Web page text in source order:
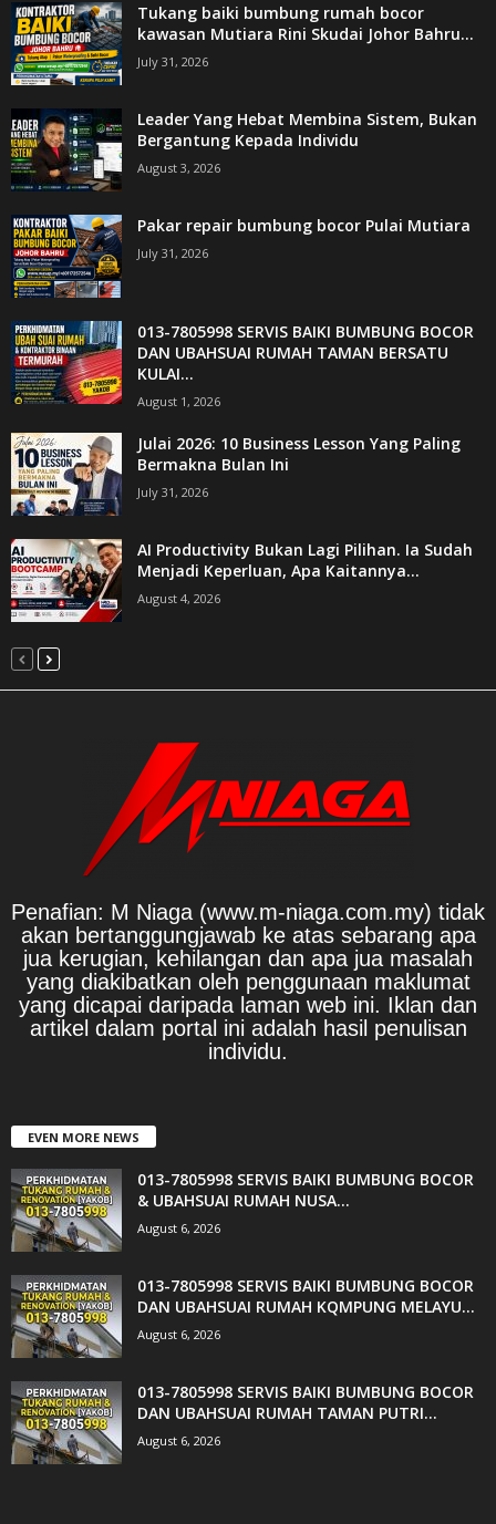
Tukang baiki bumbung rumah bocor
kawasan Mutiara Rini Skudai Johor Bahru...
July 31, 2026
Leader Yang Hebat Membina Sistem, Bukan
Bergantung Kepada Individu
August 3, 2026
Pakar repair bumbung bocor Pulai Mutiara
July 31, 2026
013-7805998 SERVIS BAIKI BUMBUNG BOCOR
DAN UBAHSUAI RUMAH TAMAN BERSATU
KULAI...
August 1, 2026
Julai 2026: 10 Business Lesson Yang Paling
Bermakna Bulan Ini
July 31, 2026
AI Productivity Bukan Lagi Pilihan. Ia Sudah
Menjadi Keperluan, Apa Kaitannya...
August 4, 2026
Penafian: M Niaga (www.m-niaga.com.my) tidak
akan bertanggungjawab ke atas sebarang apa
jua kerugian, kehilangan dan apa jua masalah
yang diakibatkan oleh penggunaan maklumat
yang dicapai daripada laman web ini. Iklan dan
artikel dalam portal ini adalah hasil penulisan
individu.
EVEN MORE NEWS
013-7805998 SERVIS BAIKI BUMBUNG BOCOR
& UBAHSUAI RUMAH NUSA...
August 6, 2026
013-7805998 SERVIS BAIKI BUMBUNG BOCOR
DAN UBAHSUAI RUMAH KQMPUNG MELAYU...
August 6, 2026
013-7805998 SERVIS BAIKI BUMBUNG BOCOR
DAN UBAHSUAI RUMAH TAMAN PUTRI...
August 6, 2026